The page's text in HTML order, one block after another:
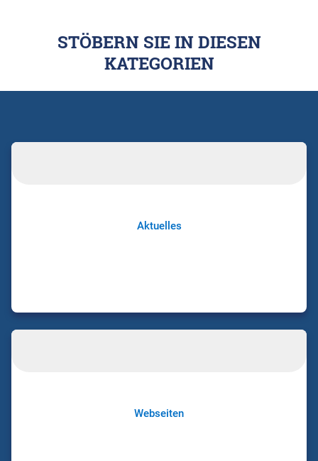
STÖBERN SIE IN DIESEN
KATEGORIEN
Aktuelles
Webseiten